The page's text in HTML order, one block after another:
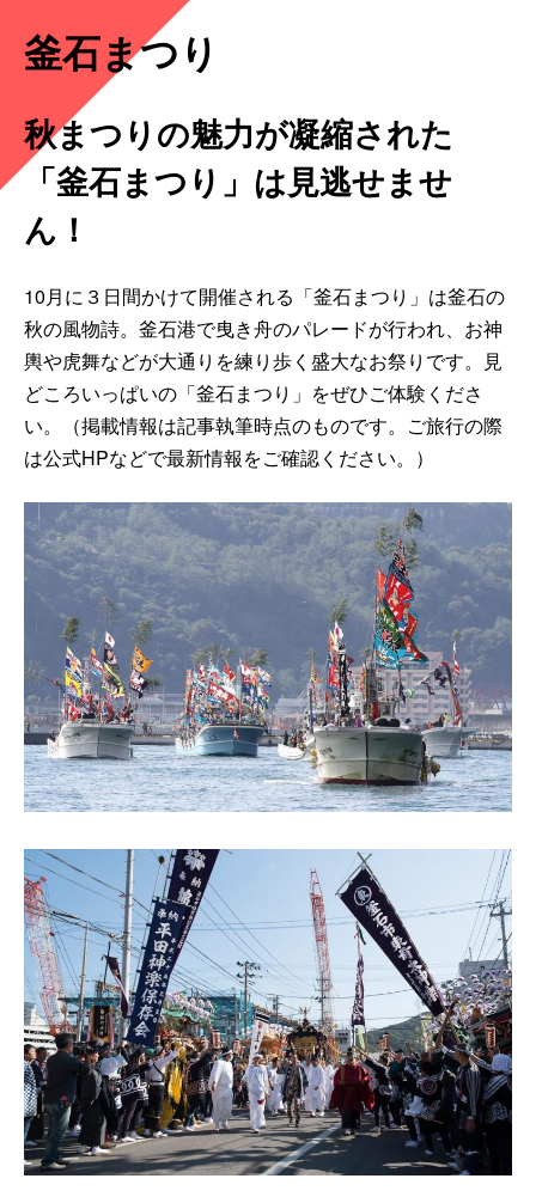
釜石まつり
秋まつりの魅力が凝縮された
「釜石まつり」は見逃せませ
ん！
10月に３日間かけて開催される「釜石まつり」は釜石の
秋の風物詩。釜石港で曳き舟のパレードが行われ、お神
輿や虎舞などが大通りを練り歩く盛大なお祭りです。見
どころいっぱいの「釜石まつり」をぜひご体験くださ
い。（掲載情報は記事執筆時点のものです。ご旅行の際
は公式HPなどで最新情報をご確認ください。）